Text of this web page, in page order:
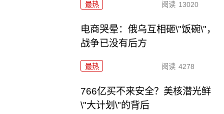
最热 阅读 13020
电商哭晕：俄乌互相砸\"饭碗\"，
战争已没有后方
最热 阅读 4278
766亿买不来安全？美核潜光鲜
\"大计划\"的背后